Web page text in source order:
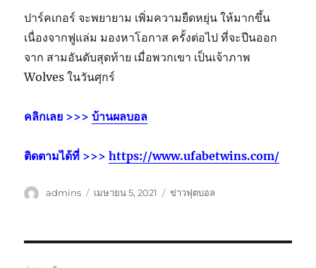
ปาร์คเกอร์ จะพยายาม เพิ่มความยืดหยุ่น ให้มากขึ้น
เนื่องจากฟูแล่ม มองหาโอกาส ครั้งต่อไป ที่จะปีนออก
จาก สามอันดับสุดท้าย เมื่อพวกเขา เป็นเจ้าภาพ
Wolves ในวันศุกร์
คลิกเลย >>>บ้านผลบอล
ติดตามได้ที่ >>>https://www.ufabetwins.com/
ผู้admins
เขียน
เมษายน 5, 2021
หมวด
ข่าวฟุตบอล